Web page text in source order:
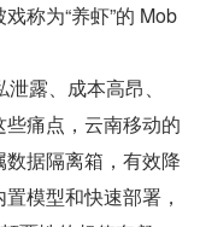
称为“养虾”的 Mob
露、成本高昂、
痛点，云南移动的
据隔离箱，有效降
模型和快速部署，